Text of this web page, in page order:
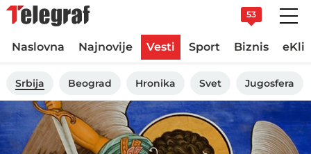
53
Naslovna Najnovije Vesti Sport Biznis
Srbija Beograd Hronika Svet Jugosfera